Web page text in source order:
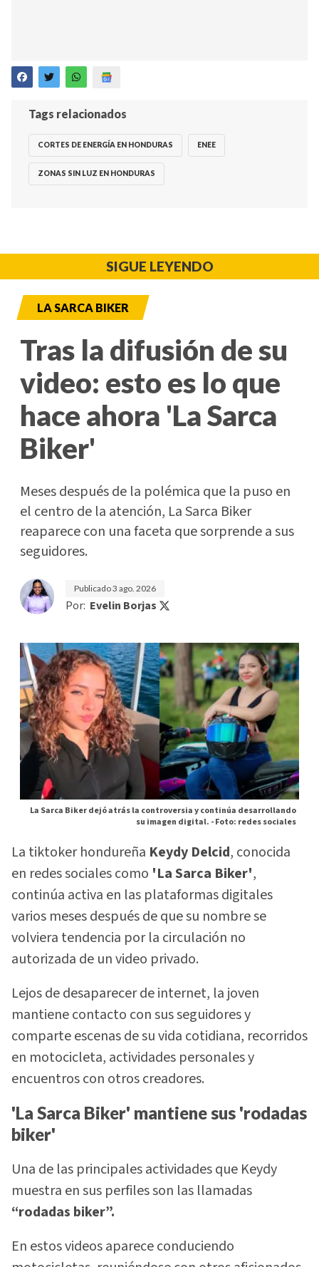
Tags relacionados
CORTES DE ENERGÍA EN HONDURAS ENEE
ZONAS SIN LUZ EN HONDURAS
SIGUE LEYENDO
LA SARCA BIKER
Tras la difusión de su
video: esto es lo que
hace ahora 'La Sarca
Biker'
Meses después de la polémica que la puso en
el centro de la atención, La Sarca Biker
reaparece con una faceta que sorprende a sus
seguidores.
Publicado3 ago. 2026
Por: Evelin Borjas
La Sarca Biker dejó atrás la controversia y continúa desarrollando
su imagen digital. -Foto: redes sociales
La tiktoker hondureña Keydy Delcid, conocida
en redes sociales como 'La Sarca Biker',
continúa activa en las plataformas digitales
varios meses después de que su nombre se
volviera tendencia por la circulación no
autorizada de un video privado.
Lejos de desaparecer de internet, la joven
mantiene contacto con sus seguidores y
comparte escenas de su vida cotidiana, recorridos
en motocicleta, actividades personales y
encuentros con otros creadores.
'La Sarca Biker' mantiene sus 'rodadas
biker'
Una de las principales actividades que Keydy
muestra en sus perfiles son las llamadas
“rodadas biker”.
En estos videos aparece conduciendo